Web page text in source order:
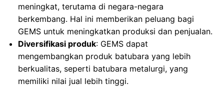
meningkat, terutama di negara-negara
berkembang. Hal ini memberikan peluang bagi
GEMS untuk meningkatkan produksi dan penjualan.
Diversifikasi produk: GEMS dapat
mengembangkan produk batubara yang lebih
berkualitas, seperti batubara metalurgi, yang
memiliki nilai jual lebih tinggi.